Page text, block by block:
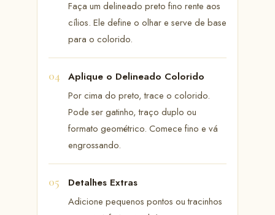
Faça um delineado preto fino rente aos
cílios. Ele define o olhar e serve de base
para o colorido.
Aplique o Delineado Colorido
Por cima do preto, trace o colorido.
Pode ser gatinho, traço duplo ou
formato geométrico. Comece fino e vá
engrossando.
Detalhes Extras
Adicione pequenos pontos ou tracinhos